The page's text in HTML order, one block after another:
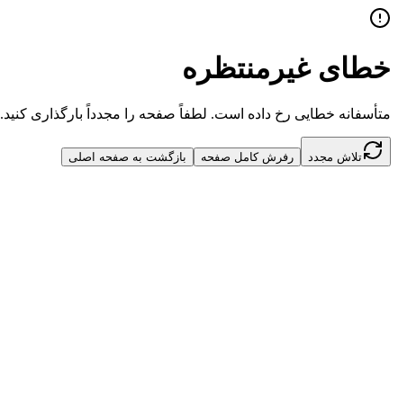
خطای غیرمنتظره
متأسفانه خطایی رخ داده است. لطفاً صفحه را مجدداً بارگذاری کنید.
تلاش مجدد رفرش کامل صفحه بازگشت به صفحه اصلی